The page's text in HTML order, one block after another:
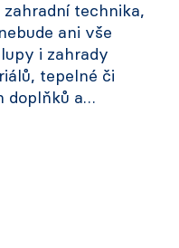
technika,
ani vše
i zahrady
tepelné či
doplňků a…